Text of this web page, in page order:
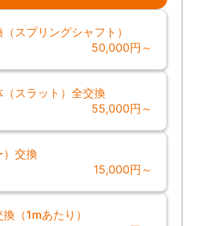
スプリングシャフト）
50,000円～
スラット）全交換
55,000円～
）交換
15,000円～
（1mあたり）